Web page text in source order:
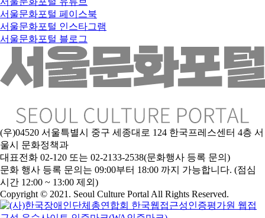
서울문화포털 페이스북
서울문화포털 인스타그램
서울문화포털 블로그
(우)04520 서울특별시 중구 세종대로 124 한국프레스센터 4층 서
울시 문화정책과
대표전화 02-120 또는 02-2133-2538(문화행사 등록 문의)
문화 행사 등록 문의는 09:00부터 18:00 까지 가능합니다. (점심
시간 12:00 ~ 13:00 제외)
Copyright © 2021. Seoul Culture Portal All Rights Reserved.